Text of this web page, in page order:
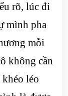
rõ, lúc đi
mình pha
mỗi
không cần
léo